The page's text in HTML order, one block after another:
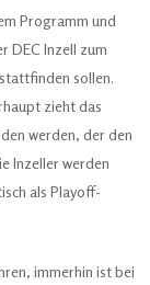
Programm und
DEC Inzell zum
sollen.
zieht das
werden, der den
Inzeller werden
als Playoff-
immerhin ist bei